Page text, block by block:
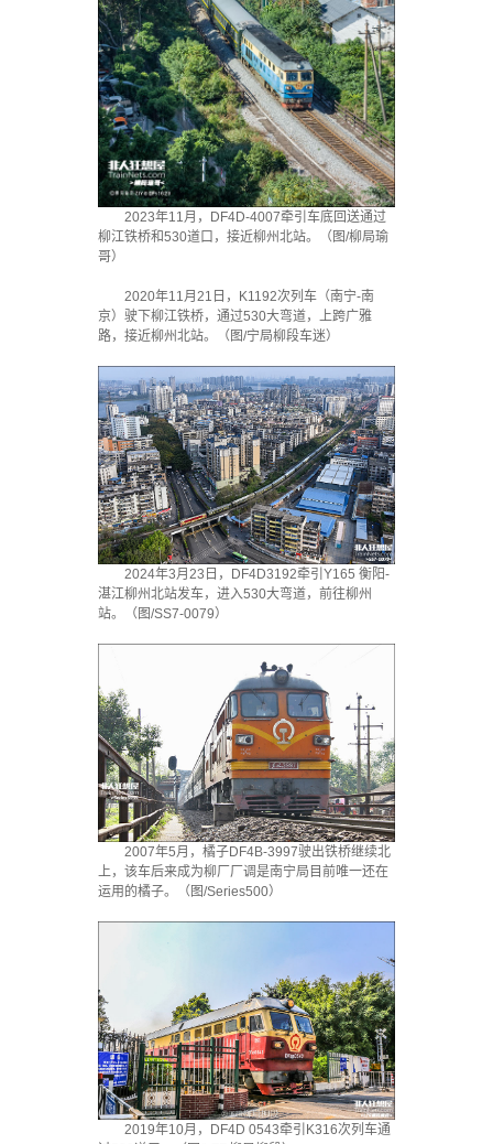
2023年11月，DF4D-4007牵引车底回送通过
柳江铁桥和530道口，接近柳州北站。（图/柳局瑜
哥）
2020年11月21日，K1192次列车（南宁-南
京）驶下柳江铁桥，通过530大弯道，上跨广雅
路，接近柳州北站。（图/宁局柳段车迷）
2024年3月23日，DF4D3192牵引Y165 衡阳-
湛江柳州北站发车，进入530大弯道，前往柳州
站。（图/SS7-0079）
2007年5月，橘子DF4B-3997驶出铁桥继续北
上，该车后来成为柳厂厂调是南宁局目前唯一还在
运用的橘子。（图/Series500）
2019年10月，DF4D 0543牵引K316次列车通